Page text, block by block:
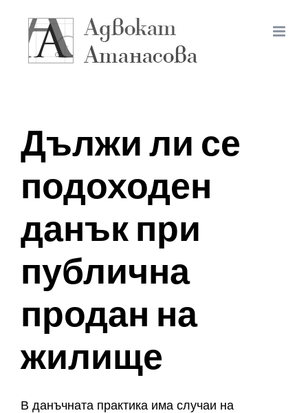
Дължи ли се
подоходен
данък при
публична
продан на
жилище
В данъчната практика има случаи на